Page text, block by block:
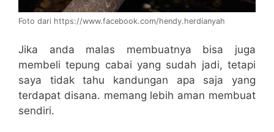
Foto dari https://www.facebook.com/hendy.herdianyah
Jika anda malas membuatnya bisa juga
membeli tepung cabai yang sudah jadi, tetapi
saya tidak tahu kandungan apa saja yang
terdapat disana. memang lebih aman membuat
sendiri.